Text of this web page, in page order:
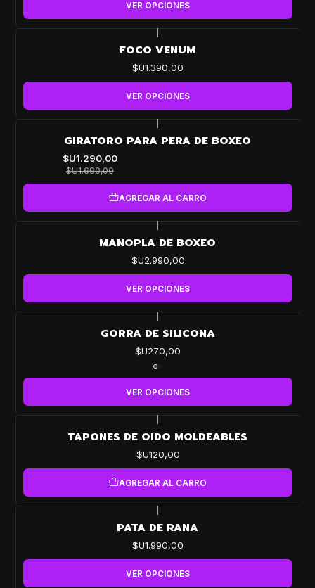
VER OPCIONES
FOCO VENUM
$U1.390,00
VER OPCIONES
GIRATORO PARA PERA DE BOXEO
$U1.290,00
$U1.690,00
AGREGAR AL CARRO
MANOPLA DE BOXEO
$U2.990,00
VER OPCIONES
GORRA DE SILICONA
$U270,00
VER OPCIONES
TAPONES DE OIDO MOLDEABLES
$U120,00
AGREGAR AL CARRO
PATA DE RANA
$U1.990,00
VER OPCIONES